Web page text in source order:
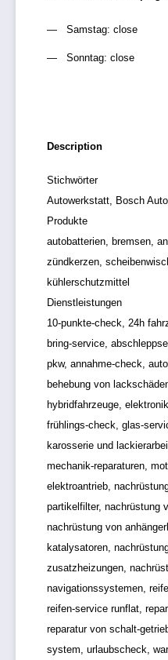
Samstag: close
Sonntag: close
Description
Stichwörter
Autowerkstatt, Bosch
Produkte
autobatterien, bremsen,
zündkerzen,
kühlerschutzmittel
Dienstleistungen
10-punkte-check, 24h
bring-service,
pkw, annahme-check,
behebung von
hybridfahrzeuge,
frühlings-check, glas-
karosserie und
mechanik-reparaturen,
elektroantrieb,
partikelfilter, nachrüstung
nachrüstung von
katalysatoren,
zusatzheizungen,
navigationssystemen,
reifen-service runflat,
reparatur von schalt-
system, urlaubscheck,